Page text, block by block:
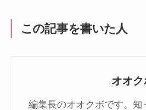
この記事を書いた人
オオク
編集長のオオクボです。知